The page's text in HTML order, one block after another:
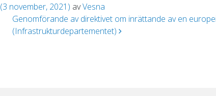
(3 november, 2021) avVesna
Genomförande av direktivet om inrättande av en
(Infrastrukturdepartementet)